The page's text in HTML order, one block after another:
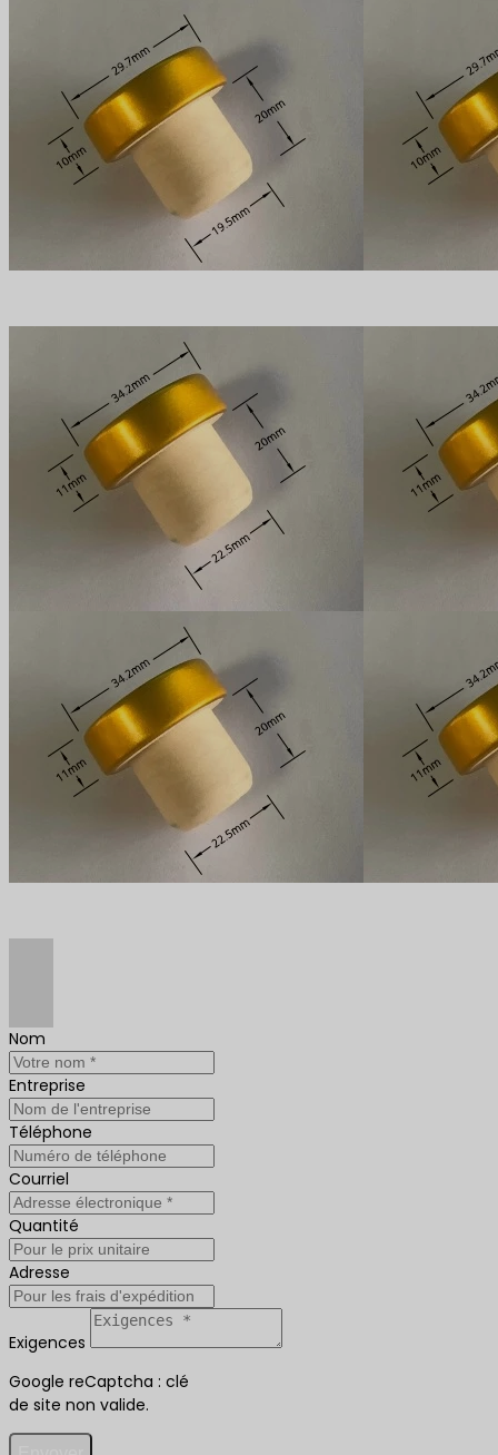
Nom
Entreprise
Téléphone
Courriel
Quantité
Adresse
Exigences
Google reCaptcha : clé
de site non valide.